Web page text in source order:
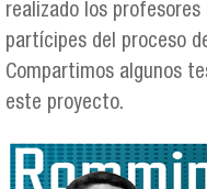
realizado los
partícipes del proceso
Compartimos algunos
este proyecto.